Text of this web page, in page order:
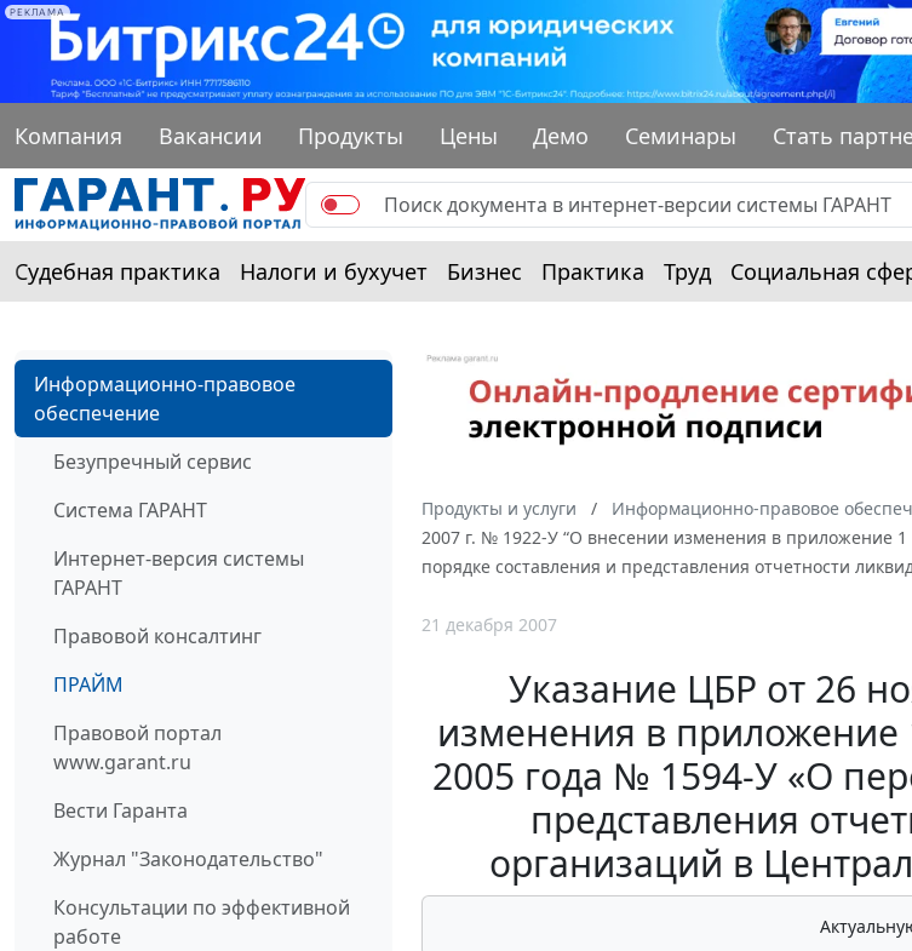
РЕКЛАМА
Компания Вакансии Продукты Цены Демо Семинары Стать
Судебная практика Налоги и бухучет Бизнес Практика Труд Социальная
Информационно-правовое
обеспечение
Безупречный сервис
Система ГАРАНТ
Интернет-версия системы
ГАРАНТ
Правовой консалтинг
ПРАЙМ
Правовой портал
www.garant.ru
Вести Гаранта
Журнал "Законодательство"
Консультации по эффективной
работе
Продукты и услуги Информационно-правовое
2007 г. № 1922-У “О внесении изменения в приложение
порядке составления и представления отчетности
21 декабря 2007
Указание ЦБР от 26
изменения в приложение
2005 года № 1594-У «О
представления
организаций в